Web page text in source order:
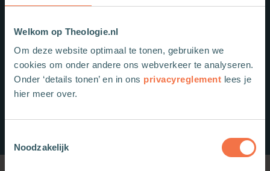
Welkom op Theologie.nl
Om deze website optimaal te tonen, gebruiken we
cookies om onder andere ons webverkeer te analyseren.
Onder ‘details tonen’ en in ons privacyreglement lees je
hier meer over.
Noodzakelijk